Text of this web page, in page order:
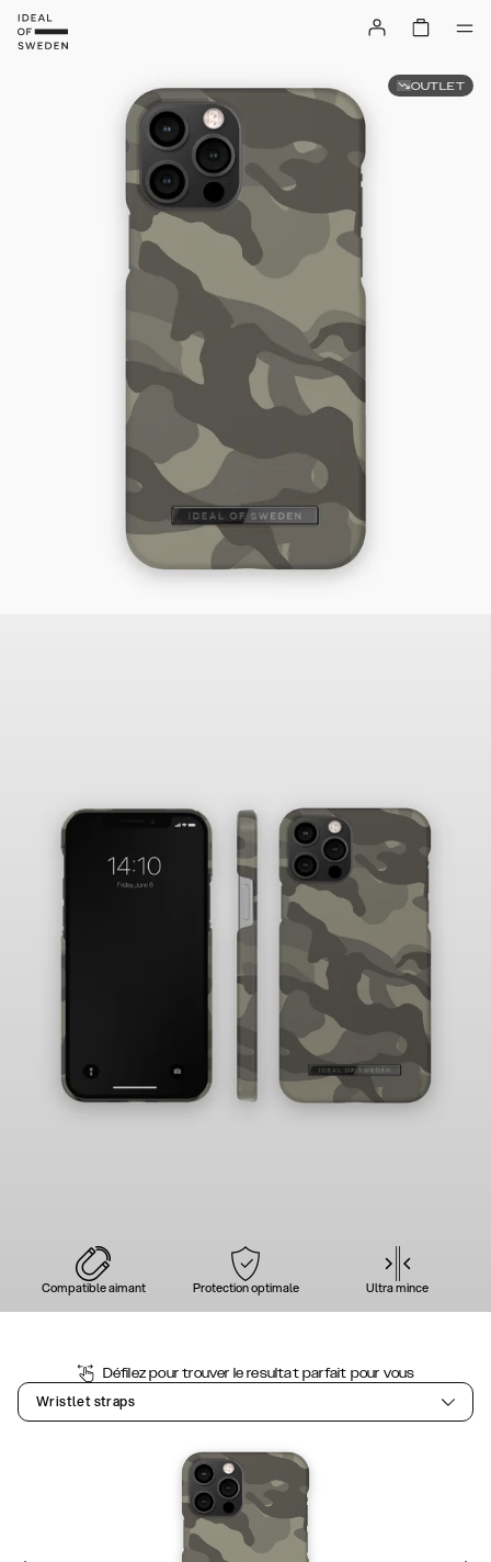
Compatible aimant Protection optimale Ultra mince
Défilez pour trouver le resultat parfait pour vous
Wristlet straps
OUTLET